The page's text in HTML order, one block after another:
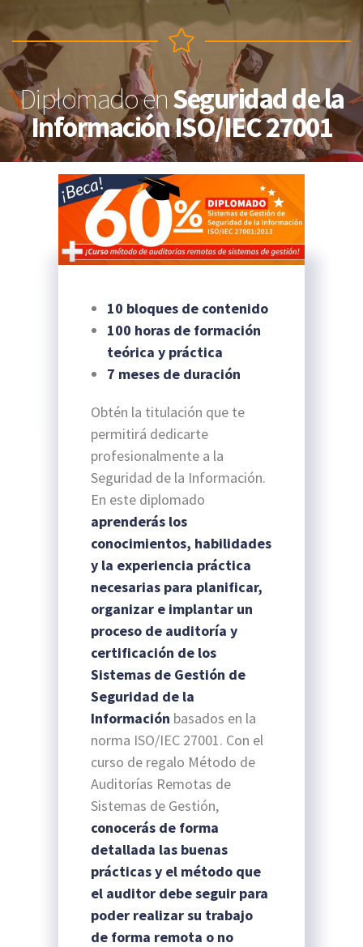
Diplomado enSeguridad de la
Información ISO/IEC 27001
10 bloques de contenido
100 horas de formación
teórica y práctica
7 meses de duración
Obtén la titulación que te
permitirá dedicarte
profesionalmente a la
Seguridad de la Información.
En este diplomado
aprenderás los
conocimientos, habilidades
y la experiencia práctica
necesarias para planificar,
organizar e implantar un
proceso de auditoría y
certificación de los
Sistemas de Gestión de
Seguridad de la
Información basados en la
norma ISO/IEC 27001. Con el
curso de regalo Método de
Auditorías Remotas de
Sistemas de Gestión,
conocerás de forma
detallada las buenas
prácticas y el método que
el auditor debe seguir para
poder realizar su trabajo
de forma remota o no